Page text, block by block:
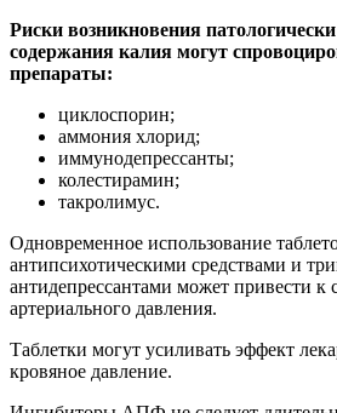
Риски возникновения
содержания калия могут
препараты:
циклоспорин;
аммония хлорид;
иммунодепрессанты;
колестирамин;
такролимус.
Одновременное использование
антипсихотическими средствами и
антидепрессантами может привести
артериального давления.
Таблетки могут усиливать эффект
кровяное давление.